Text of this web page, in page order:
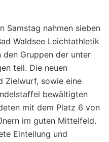
Samstag nahmen sieben
Waldsee Leichtathletik
den Gruppen der unter
teil. Die neuen
Zielwurf, sowie eine
bewältigten
mit dem Platz 6 von
im guten Mittelfeld.
Einteilung und